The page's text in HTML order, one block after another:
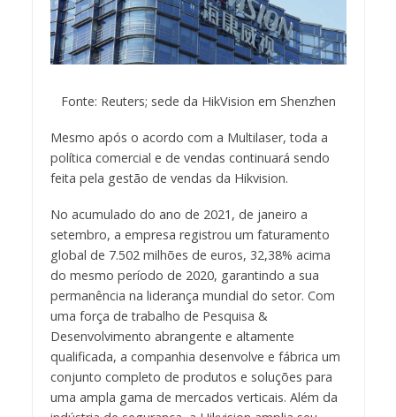
Fonte: Reuters; sede da HikVision em Shenzhen
Mesmo após o acordo com a Multilaser, toda a
política comercial e de vendas continuará sendo
feita pela gestão de vendas da Hikvision.
No acumulado do ano de 2021, de janeiro a
setembro, a empresa registrou um faturamento
global de 7.502 milhões de euros, 32,38% acima
do mesmo período de 2020, garantindo a sua
permanência na liderança mundial do setor. Com
uma força de trabalho de Pesquisa &
Desenvolvimento abrangente e altamente
qualificada, a companhia desenvolve e fábrica um
conjunto completo de produtos e soluções para
uma ampla gama de mercados verticais. Além da